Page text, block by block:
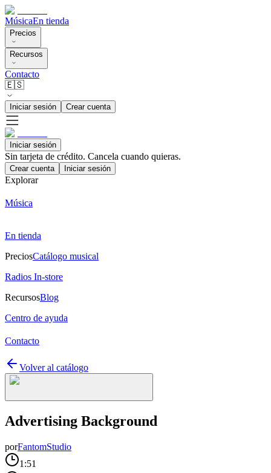
MúsicaEn tienda
Precios
Recursos
Contacto
🇪🇸
Iniciar sesión Crear cuenta
Iniciar sesión
Sin tarjeta de crédito. Cancela cuando quieras.
Crear cuenta Iniciar sesión
Explorar
Música
En tienda
PreciosCatálogo musical
Radios In-store
RecursosBlog
Centro de ayuda
Contacto
Volver al catálogo
Advertising Background
porFantomStudio
1:51